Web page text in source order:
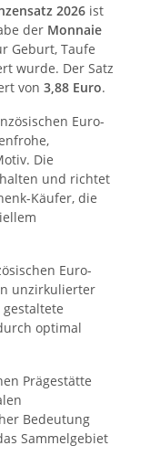
2026 ist
der Monnaie
Geburt, Taufe
wurde. Der Satz
von 3,88 Euro.
Euro-
Die
und richtet
Käufer, die
Euro-
unzirkulierter
optimal
Prägestätte
Bedeutung
Sammelgebiet